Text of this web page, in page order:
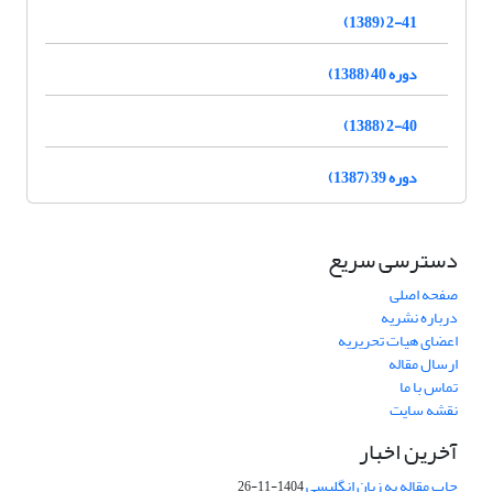
2-41 (1389)
دوره 40 (1388)
2-40 (1388)
دوره 39 (1387)
دسترسی سریع
صفحه اصلی
درباره نشریه
اعضای هیات تحریریه
ارسال مقاله
تماس با ما
نقشه سایت
آخرین اخبار
چاپ مقاله به زبان انگلیسی1404-11-26